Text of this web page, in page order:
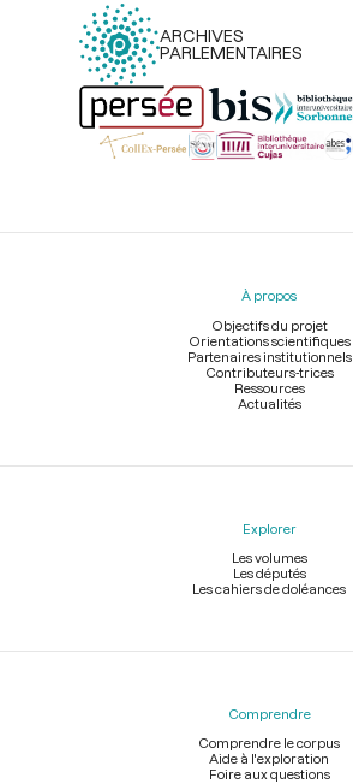
ARCHIVES
PARLEMENTAIRES
Menu
À propos
Objectifs du projet
Orientations scientifiques
Partenaires institutionnels
Contributeurs-trices
Ressources
Actualités
Explorer
Les volumes
Les députés
Les cahiers de doléances
Comprendre
Comprendre le corpus
Aide à l'exploration
Foire aux questions